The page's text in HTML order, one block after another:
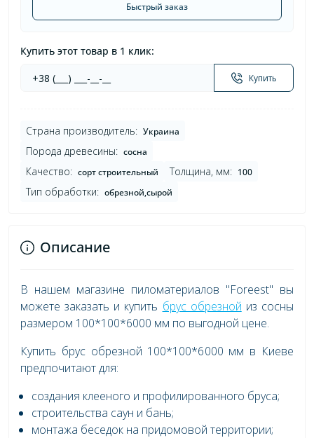
Быстрый заказ
Купить этот товар в 1 клик:
Купить
Страна производитель: Украина
Порода древесины: сосна
Качество: сорт строительный Толщина, мм: 100
Тип обработки: обрезной,сырой
Описание
В нашем магазине пиломатериалов "Foreest" вы
можете заказать и купить брус обрезной из сосны
размером 100*100*6000 мм по выгодной цене.
Купить брус обрезной 100*100*6000 мм в Киеве
предпочитают для:
создания клееного и профилированного бруса;
строительства саун и бань;
монтажа беседок на придомовой территории;